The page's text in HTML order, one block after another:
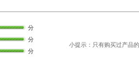
分
分
分
小提示：只有购买过产品